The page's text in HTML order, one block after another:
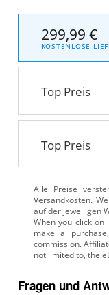
299,99 €
KOSTENLOSE
Top Preis
Top Preis
Alle Preise
Versandkosten.
auf der jeweiligen
Fragen und